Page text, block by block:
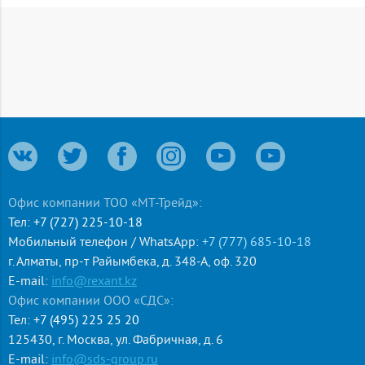
фиксацию труб без возникновения замятий.
Благодаря качественному пластику и прочным ребрам
жесткости крепеж-клипса не ломается и не ослабляется под
воздействием низких и высоких температур.
Офис компании ТОО «МТ-Трейд»:
Тел: +7 (727) 225-10-18
Мобильный телефон / WhatsApp: +7 (777) 685-10-18
г. Алматы, пр-т Райымбека, д. 348-А, оф. 320
E-mail: info@rexant.kz
Офис компании ООО «СДС»:
Тел: +7 (495) 225 25 20
125430, г. Москва, ул. Фабричная, д. 6
E-mail: info@sds-group.ru